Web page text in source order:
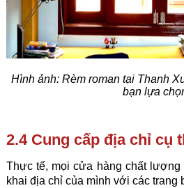
Hình ảnh: Rèm roman tại Thanh
bạn lựa
2.4 Cung cấp địa chỉ cụ
Thực tế, mọi cửa hàng chất lượng
khai địa chỉ của mình với các trang